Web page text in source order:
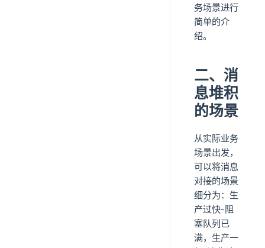
务场景进行
简单的介
绍。
二、消
息堆积
的场景
从实际业务
场景出发，
可以将消息
对接的场景
细分为：生
产过快-阻
塞队列已
满，生产一